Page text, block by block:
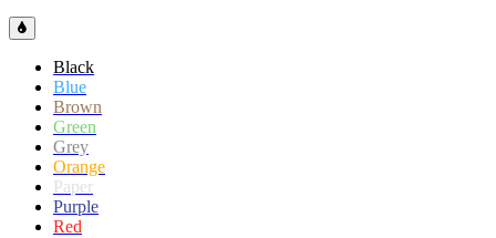
Black
Blue
Brown
Green
Grey
Orange
Paper
Purple
Red